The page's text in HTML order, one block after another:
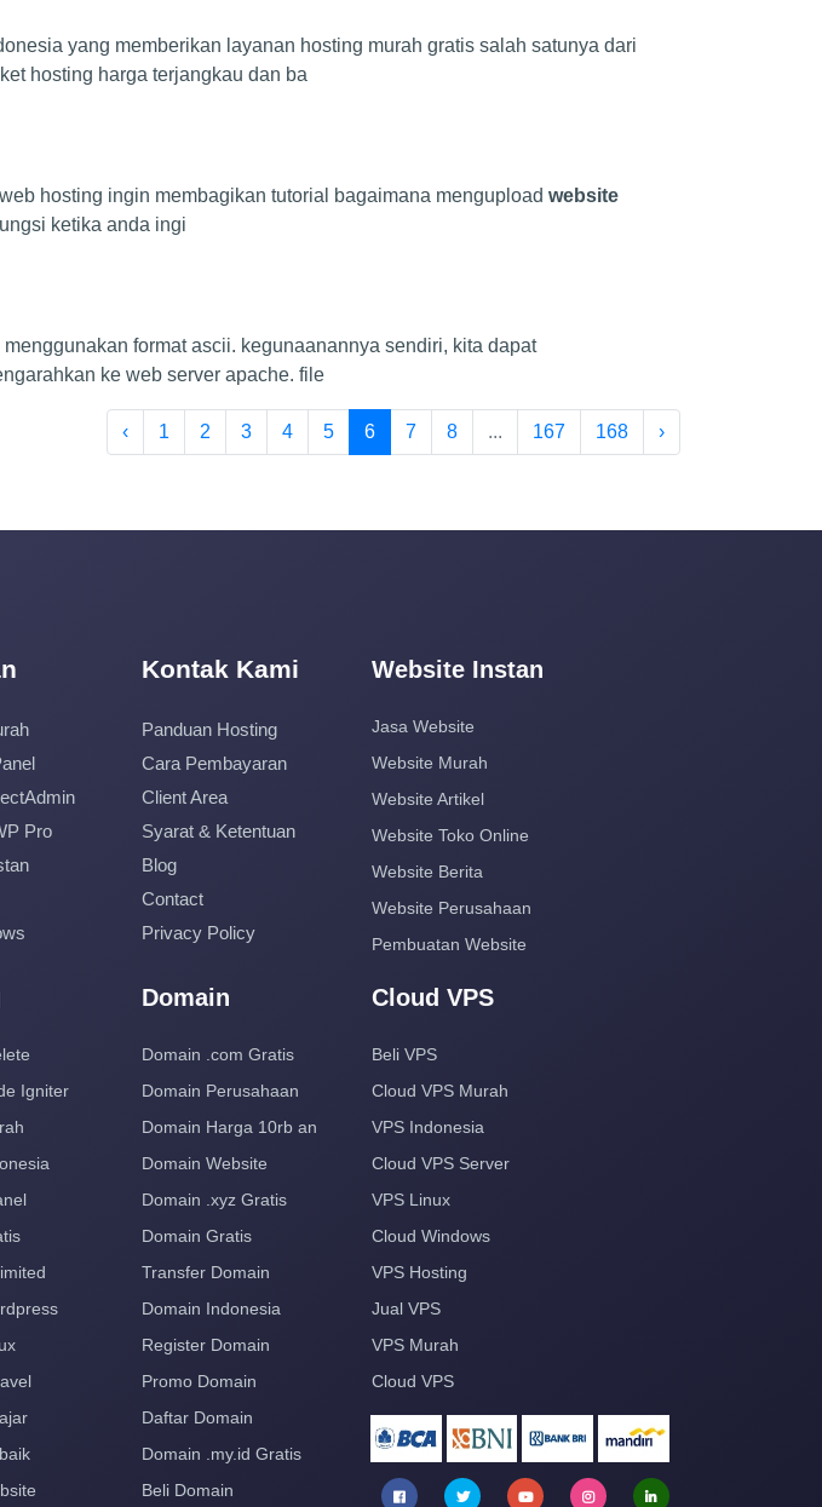
yang memberikan layanan hosting murah gratis salah satunya dari
hosting harga terjangkau dan ba
hosting ingin membagikan tutorial bagaimana mengupload website
ketika anda ingi
format ascii. kegunaanannya sendiri, kita dapat
ke web server apache. file
‹ 1 2 3 4 5 6 7 8 ... 167 168 ›
Pro
Kontak Kami
Panduan Hosting
Cara Pembayaran
Client Area
Syarat & Ketentuan
Blog
Contact
Privacy Policy
Website Instan
Jasa Website
Website Murah
Website Artikel
Website Toko Online
Website Berita
Website Perusahaan
Pembuatan Website
Igniter
Domain
Domain .com Gratis
Domain Perusahaan
Domain Harga 10rb an
Domain Website
Domain .xyz Gratis
Domain Gratis
Transfer Domain
Domain Indonesia
Register Domain
Promo Domain
Daftar Domain
Domain .my.id Gratis
Beli Domain
Cloud VPS
Beli VPS
Cloud VPS Murah
VPS Indonesia
Cloud VPS Server
VPS Linux
Cloud Windows
VPS Hosting
Jual VPS
VPS Murah
Cloud VPS